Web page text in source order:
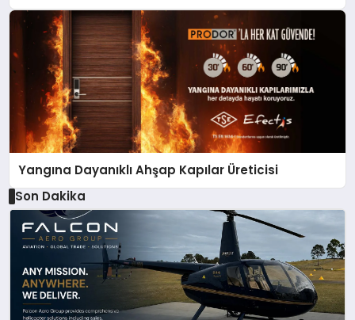
Yangına Dayanıklı Ahşap Kapılar Üreticisi
Son Dakika